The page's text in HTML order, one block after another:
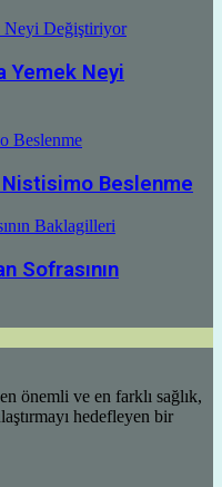
Neyi Değiştiriyor
Yemek Neyi
Beslenme
Nistisimo Beslenme
Baklagilleri
Sofrasının
önemli ve en farklı sağlık,
hedefleyen bir